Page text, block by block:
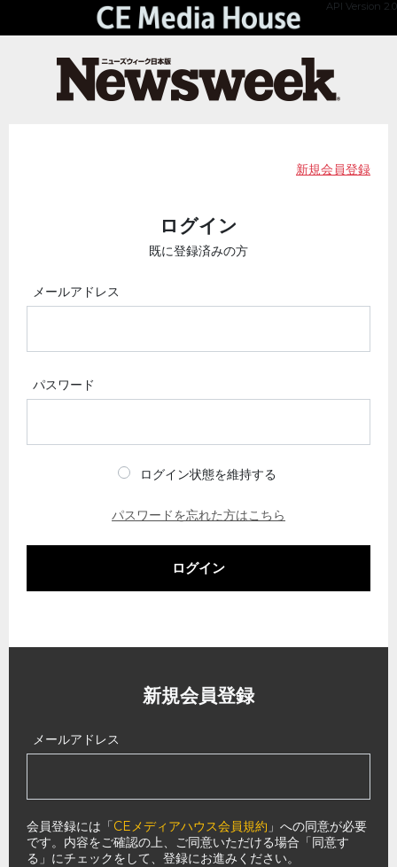
API Version 2.0
新規会員登録
ログイン
既に登録済みの方
メールアドレス
パスワード
ログイン状態を維持する
パスワードを忘れた方はこちら
ログイン
新規会員登録
メールアドレス
会員登録には「CEメディアハウス会員規約 」への同意が必要
です。内容をご確認の上、ご同意いただける場合「同意す
る」にチェックをして、登録にお進みください。